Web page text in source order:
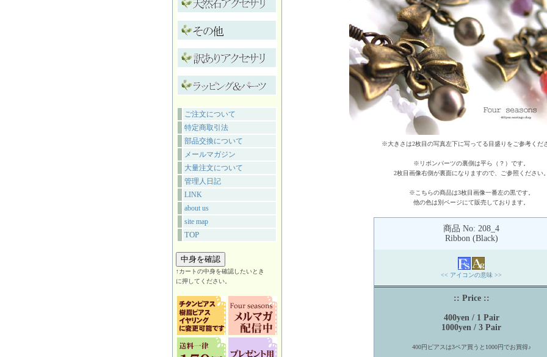
ご注文について
特定商取引法
部品交換について
メールマガジン
大量注文について
管理人日記
LINK
about us
site map
TOP
↑カートの中身を確認したいとき
に押してください。
※大きさは2枚目の写真左下に写ってる目盛りをご参考くだ
※リボンパーツの裏側は平ら（？）です。
2枚目画像右側が裏面になりますので、ご参照ください
※こちらの商品は3枚目画像一番左の黒です。
他の色は別ページにて販売しております。
商品 No: 208_4
Ribbon (Black)
<< アイコンの意味 >>
:: Price ::
400yen / 1 Pair
1000yen / 3 Pair
400円ピアスは3ペア買うと1000円でお買得♪